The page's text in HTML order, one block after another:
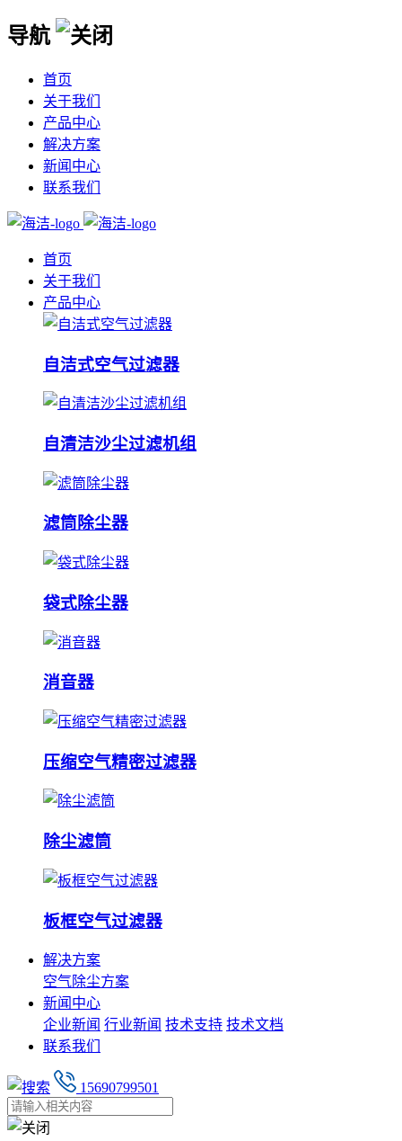
导航
首页
关于我们
产品中心
解决方案
新闻中心
联系我们
首页
关于我们
产品中心
自洁式空气过滤器
自清洁沙尘过滤机组
滤筒除尘器
袋式除尘器
消音器
压缩空气精密过滤器
除尘滤筒
板框空气过滤器
解决方案
空气除尘方案
新闻中心
企业新闻 行业新闻 技术支持 技术文档
联系我们
15690799501